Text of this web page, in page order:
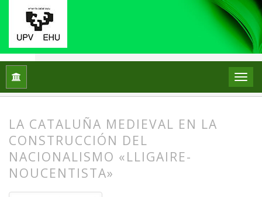
Inicio Núm. 45 (2012): Nacionalismo y
LA CATALUÑA MEDIEVAL EN LA
CONSTRUCCIÓN DEL
NACIONALISMO «LLIGAIRE-
NOUCENTISTA»